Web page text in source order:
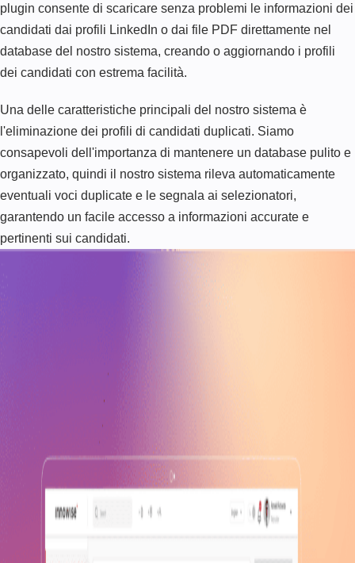
plugin consente di scaricare senza problemi le informazioni dei
candidati dai profili LinkedIn o dai file PDF direttamente nel
database del nostro sistema, creando o aggiornando i profili
dei candidati con estrema facilità.
Una delle caratteristiche principali del nostro sistema è
l'eliminazione dei profili di candidati duplicati. Siamo
consapevoli dell'importanza di mantenere un database pulito e
organizzato, quindi il nostro sistema rileva automaticamente
eventuali voci duplicate e le segnala ai selezionatori,
garantendo un facile accesso a informazioni accurate e
pertinenti sui candidati.